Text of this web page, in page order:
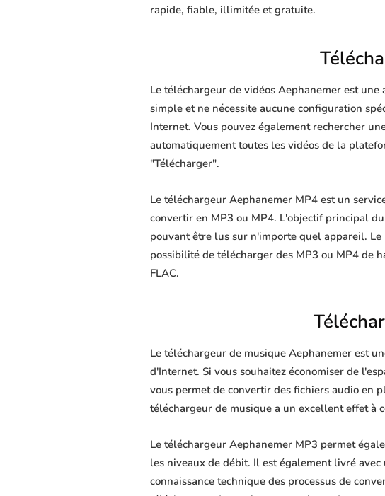
rapide, fiable, illimitée et gratuite.
Le téléchargeur de vidéos Aephanemer est
simple et ne nécessite aucune configuration
Internet. Vous pouvez également rechercher
automatiquement toutes les vidéos de la
"Télécharger".
Le téléchargeur Aephanemer MP4 est un
convertir en MP3 ou MP4. L'objectif principal
pouvant être lus sur n'importe quel appareil.
possibilité de télécharger des MP3 ou MP4 de
FLAC.
Le téléchargeur de musique Aephanemer est
d'Internet. Si vous souhaitez économiser de
vous permet de convertir des fichiers audio en
téléchargeur de musique a un excellent effet à
Le téléchargeur Aephanemer MP3 permet
les niveaux de débit. Il est également livré
connaissance technique des processus de